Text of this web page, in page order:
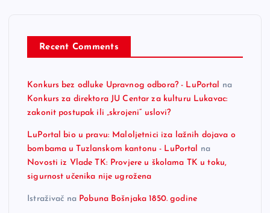
Recent Comments
Konkurs bez odluke Upravnog odbora? - LuPortal
na
Konkurs za direktora JU Centar za kulturu Lukavac:
zakonit postupak ili „skrojeni“ uslovi?
LuPortal bio u pravu: Maloljetnici iza lažnih dojava o
bombama u Tuzlanskom kantonu - LuPortal
na
Novosti iz Vlade TK: Provjere u školama TK u toku,
sigurnost učenika nije ugrožena
Istraživač na Pobuna Bošnjaka 1850. godine